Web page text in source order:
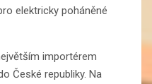
elektricky poháněné
importérem
České republiky. Na